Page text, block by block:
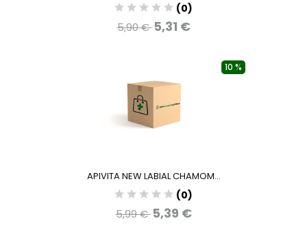
(0)
5,90 € 5,31 €
10 %
APIVITA NEW LABIAL CHAMOM...
(0)
5,99 € 5,39 €